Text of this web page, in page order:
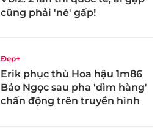
cũng phải 'né' gấp!
Đẹp+
Erik phục thù Hoa hậu 1m86
Bảo Ngọc sau pha 'dìm hàng'
chấn động trên truyền hình